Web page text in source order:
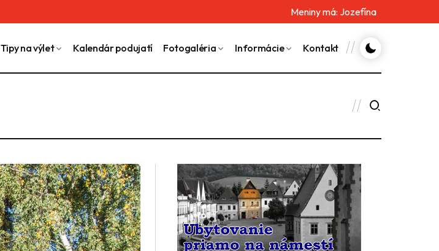
Meniny má: Jozefína
Tipy na výlet Kalendár podujatí Fotogaléria Informácie Kontakt